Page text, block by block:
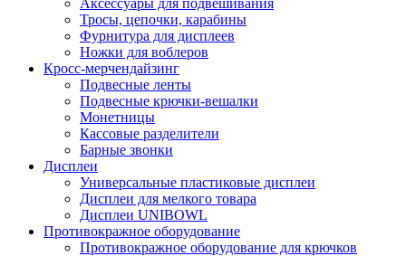
Аксессуары для подвешивания
Тросы, цепочки, карабины
Фурнитура для дисплеев
Ножки для воблеров
Кросс-мерчендайзинг
Подвесные ленты
Подвесные крючки-вешалки
Монетницы
Кассовые разделители
Барные звонки
Дисплеи
Универсальные пластиковые дисплеи
Дисплеи для мелкого товара
Дисплеи UNIBOWL
Противокражное оборудование
Противокражное оборудование для крючков